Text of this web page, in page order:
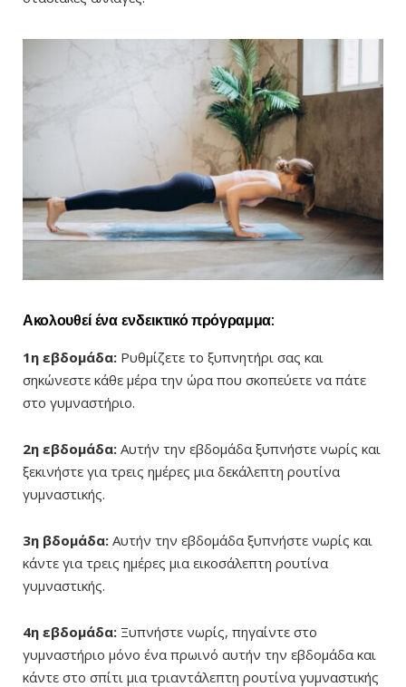
Ακολουθεί ένα ενδεικτικό πρόγραμμα:
1η εβδομάδα: Ρυθμίζετε το ξυπνητήρι σας και
σηκώνεστε κάθε μέρα την ώρα που σκοπεύετε να πάτε
στο γυμναστήριο.
2η εβδομάδα: Αυτήν την εβδομάδα ξυπνήστε νωρίς και
ξεκινήστε για τρεις ημέρες μια δεκάλεπτη ρουτίνα
γυμναστικής.
3η βδομάδα: Αυτήν την εβδομάδα ξυπνήστε νωρίς και
κάντε για τρεις ημέρες μια εικοσάλεπτη ρουτίνα
γυμναστικής.
4η εβδομάδα: Ξυπνήστε νωρίς, πηγαίντε στο
γυμναστήριο μόνο ένα πρωινό αυτήν την εβδομάδα και
κάντε στο σπίτι μια τριαντάλεπτη ρουτίνα γυμναστικής